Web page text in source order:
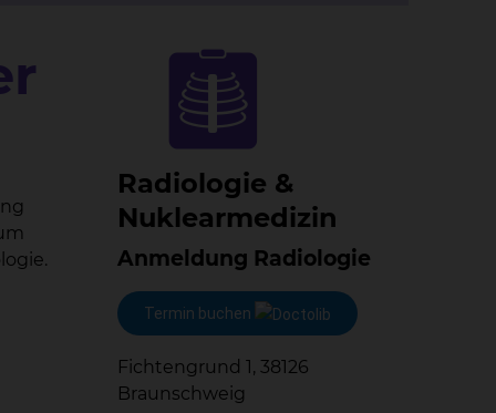
Ra­dio­lo­gie &
Nu­kle­ar­me­di­zin
Anmeldung Radiologie
Termin buchen
Fichtengrund 1, 38126
Braunschweig